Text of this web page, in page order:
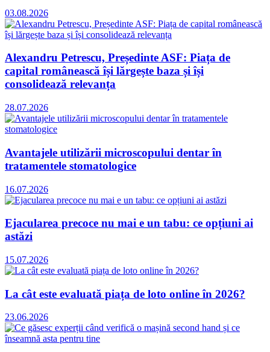
03.08.2026
Alexandru Petrescu, Președinte ASF: Piața de
capital românească își lărgește baza și își
consolidează relevanța
28.07.2026
Avantajele utilizării microscopului dentar în
tratamentele stomatologice
16.07.2026
Ejacularea precoce nu mai e un tabu: ce opțiuni ai
astăzi
15.07.2026
La cât este evaluată piața de loto online în 2026?
23.06.2026